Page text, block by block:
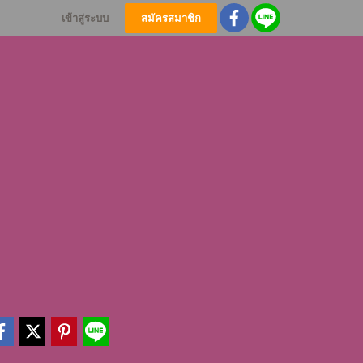
เข้าสู่ระบบ สมัครสมาชิก